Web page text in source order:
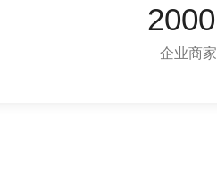
2000
企业商家